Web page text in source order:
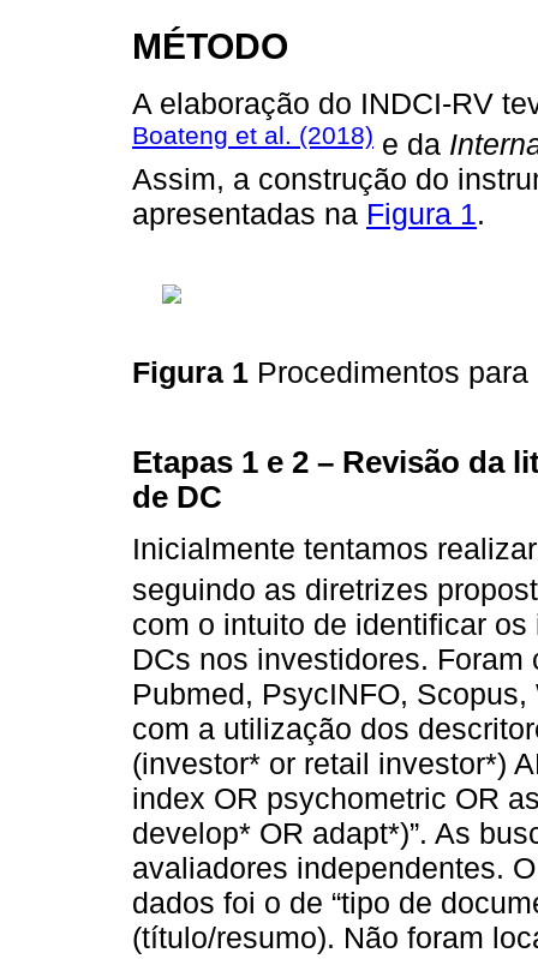
MÉTODO
A elaboração do INDCI-RV
Boateng et al. (2018) e da
Assim, a construção do
apresentadas na Figura 1.
Figura 1 Procedimentos
Etapas 1 e 2 – Revisão da
de DC
Inicialmente tentamos
seguindo as diretrizes
com o intuito de identificar
DCs nos investidores.
Pubmed, PsycINFO,
com a utilização dos
(investor* or retail investor*)
index OR psychometric OR
develop* OR adapt*)”. As
avaliadores independentes.
dados foi o de “tipo de
(título/resumo). Não foram